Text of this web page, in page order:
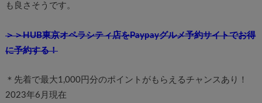
も良さそうです。
＞＞HUB東京オペラシティ店をPaypayグルメ予約サイトでお得
に予約する！
＊先着で最大1,000円分のポイントがもらえるチャンスあり！
2023年6月現在